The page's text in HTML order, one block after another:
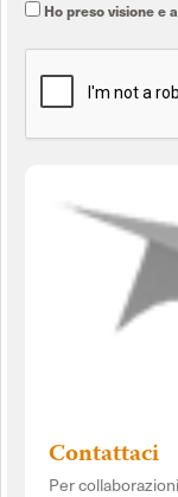
Ho preso visione e
Contattaci
Per